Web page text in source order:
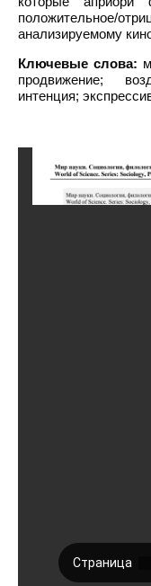
анализируемому
Ключевые слова:
продвижение;
интенция;